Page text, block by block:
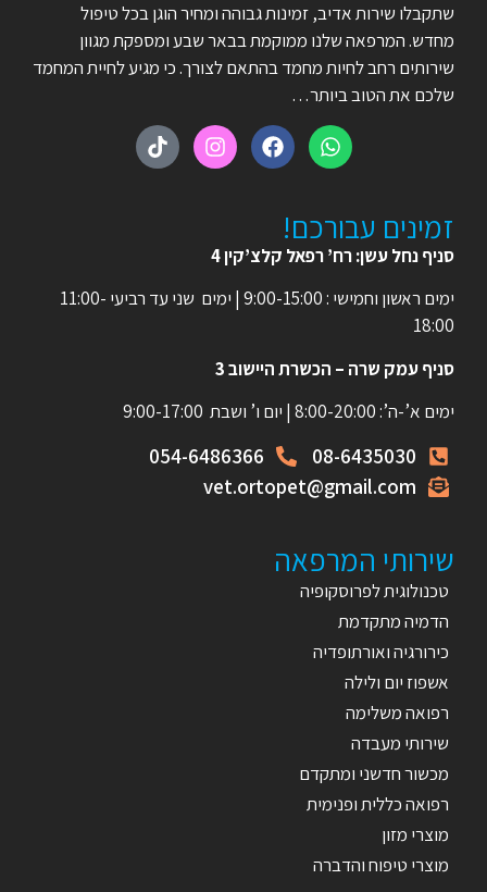
שתקבלו שירות אדיב, זמינות גבוהה ומחיר הוגן בכל טיפול
מחדש. המרפאה שלנו ממוקמת בבאר שבע ומספקת מגוון
שירותים רחב לחיות מחמד בהתאם לצורך. כי מגיע לחיית המחמד
שלכם את הטוב ביותר…
זמינים עבורכם!
סניף נחל עשן: רח’ רפאל קלצ’קין 4
ימים ראשון וחמישי : 9:00-15:00 | ימים שני עד רביעי 11:00-
18:00
סניף עמק שרה – הכשרת היישוב 3
ימים א’-ה’: 8:00-20:00 | יום ו’ ושבת 9:00-17:00
08-6435030
054-6486366
vet.ortopet@gmail.com
שירותי המרפאה
טכנולוגית לפרוסקופיה
הדמיה מתקדמת
כירורגיה ואורתופדיה
אשפוז יום ולילה
רפואה משלימה
שירותי מעבדה
מכשור חדשני ומתקדם
רפואה כללית ופנימית
מוצרי מזון
מוצרי טיפוח והדברה